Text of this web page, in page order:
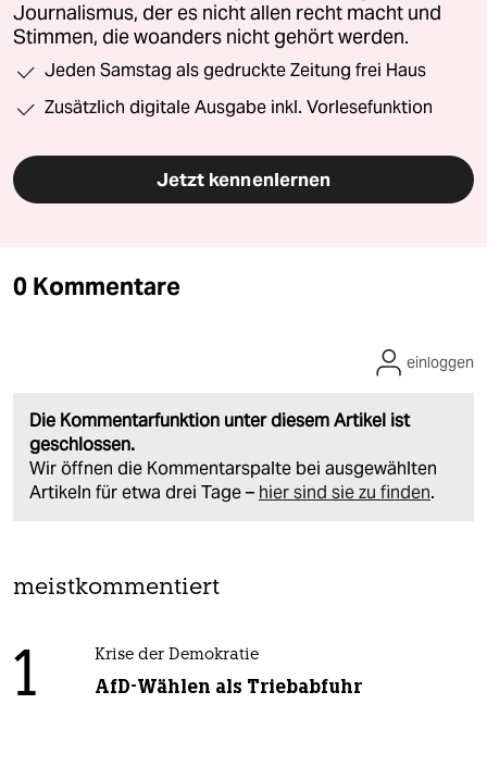
Journalismus, der es nicht allen recht macht und
Stimmen, die woanders nicht gehört werden.
Jeden Samstag als gedruckte Zeitung frei Haus
Zusätzlich digitale Ausgabe inkl. Vorlesefunktion
Jetzt kennenlernen
0 Kommentare
Die Kommentarfunktion unter diesem Artikel ist
geschlossen.
Wir öffnen die Kommentarspalte bei ausgewählten
Artikeln für etwa drei Tage – hier sind sie zu finden.
einloggen
meistkommentiert
1 Krise der Demokratie
AfD-Wählen als Triebabfuhr